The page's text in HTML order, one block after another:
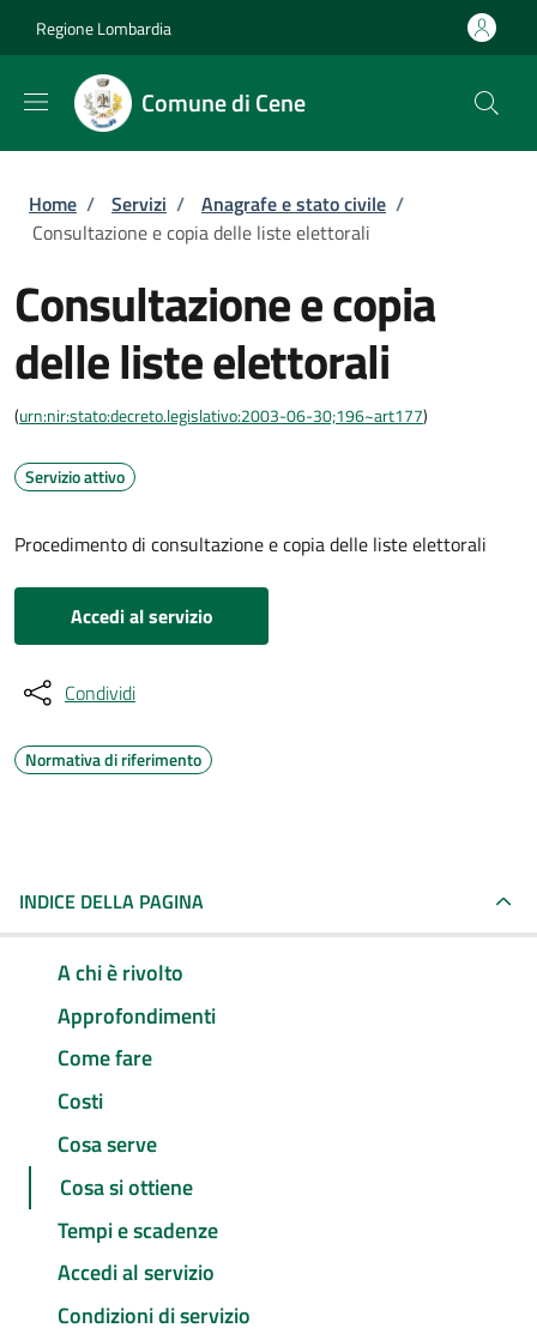
Regione Lombardia
Comune di Cene
Briciole di pane
Home / Servizi / Anagrafe e stato civile /
Consultazione e copia delle liste elettorali
Consultazione e copia
delle liste elettorali
(urn:nir:stato:decreto.legislativo:2003-06-30;196~art177)
Servizio attivo
Procedimento di consultazione e copia delle liste elettorali
Accedi al servizio
Condividi
Normativa di riferimento
INDICE DELLA PAGINA
A chi è rivolto
Approfondimenti
Come fare
Costi
Cosa serve
Cosa si ottiene
Tempi e scadenze
Accedi al servizio
Condizioni di servizio